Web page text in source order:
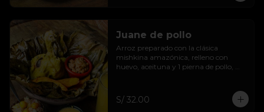
Juane de pollo
Arroz preparado con la clásica
mishkina amazónica, relleno con
huevo, aceituna y 1 pierna de pollo,
S/ 32.00